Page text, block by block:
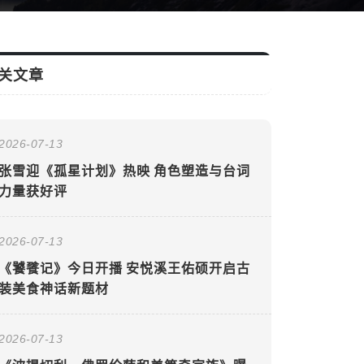
文章
07-13
雪迎《孤星计划》热映 角色塑造与台词
量获好评
07-13
饕餮记》今日开播 安悦溪王佑硕开启古
美食神话新题材
07-13